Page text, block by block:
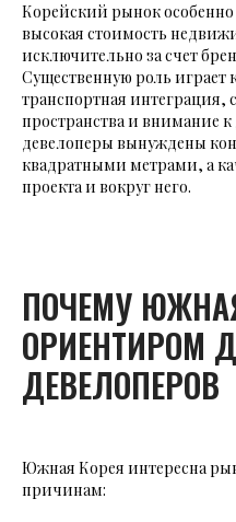
Корейский рынок особенно
высокая стоимость
исключительно за счет
Существенную роль играет
транспортная интеграция,
пространства и внимание к
девелоперы вынуждены
квадратными метрами, а
проекта и вокруг него.
ПОЧЕМУ
ОРИЕНТИРОМ
ДЕВЕЛОПЕРОВ
Южная Корея интересна
причинам: